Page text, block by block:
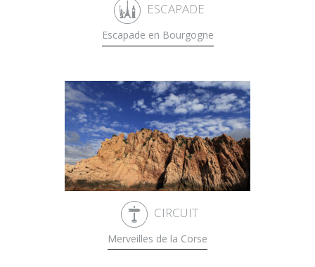
ESCAPADE
Escapade en Bourgogne
CIRCUIT
Merveilles de la Corse